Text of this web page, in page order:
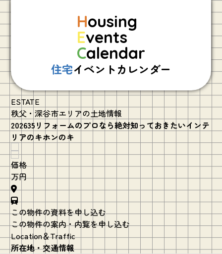
Housing
Events
Calendar
住宅イベントカレンダー
ESTATE
秩父・深谷市エリアの土地情報
202635リフォームのプロなら絶対知っておきたいインテ
リアのキホンのキ
価格
万円
この物件の資料を申し込む
この物件の案内・内覧を申し込む
Location＆Traffic
所在地・交通情報